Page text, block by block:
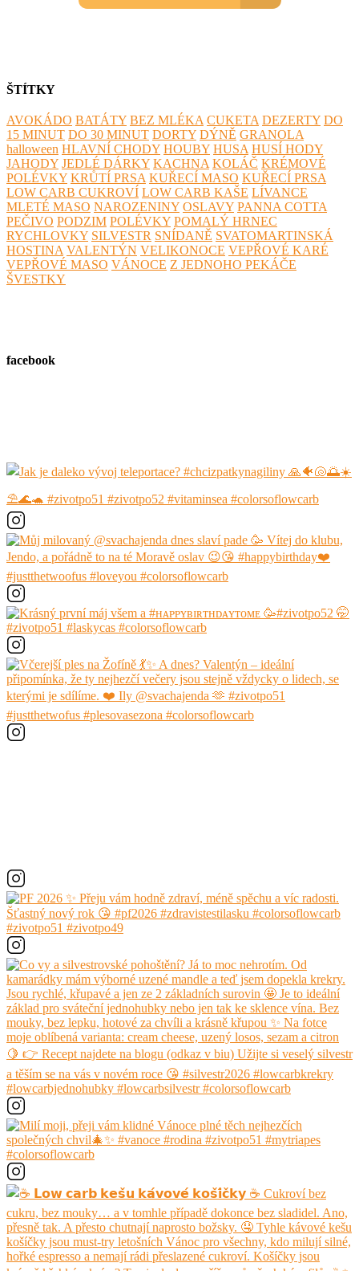
ŠTÍTKY
AVOKÁDO BATÁTY BEZ MLÉKA CUKETA DEZERTY DO
15 MINUT DO 30 MINUT DORTY DÝNĚ GRANOLA
halloween HLAVNÍ CHODY HOUBY HUSA HUSÍ HODY
JAHODY JEDLÉ DÁRKY KACHNA KOLÁČ KRÉMOVÉ
POLÉVKY KRŮTÍ PRSA KUŘECÍ MASO KUŘECÍ PRSA
LOW CARB CUKROVÍ LOW CARB KAŠE LÍVANCE
MLETÉ MASO NAROZENINY OSLAVY PANNA COTTA
PEČIVO PODZIM POLÉVKY POMALÝ HRNEC
RYCHLOVKY SILVESTR SNÍDANĚ SVATOMARTINSKÁ
HOSTINA VALENTÝN VELIKONOCE VEPŘOVÉ KARÉ
VEPŘOVÉ MASO VÁNOCE Z JEDNOHO PEKÁČE
ŠVESTKY
facebook